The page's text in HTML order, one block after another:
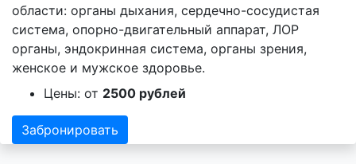
области: органы дыхания, сердечно-сосудистая
система, опорно-двигательный аппарат, ЛОР
органы, эндокринная система, органы зрения,
женское и мужское здоровье.
Цены: от 2500 рублей
Забронировать